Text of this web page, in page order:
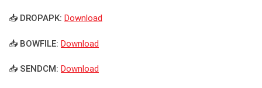
📥 DROPAPK: Download
📥 BOWFILE: Download
📥 SENDCM: Download